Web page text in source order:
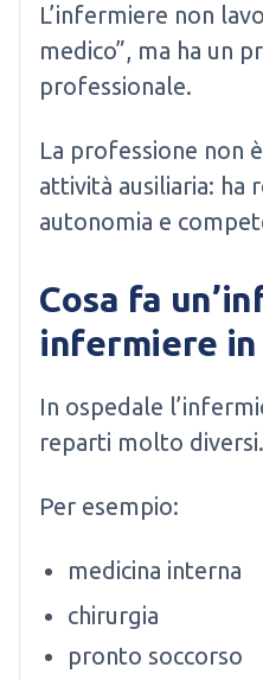
L’infermiere non
medico”, ma ha un
professionale.
La professione non
attività ausiliaria: ha
autonomia e
Cosa fa
infermiere in
In ospedale
reparti molto diversi.
Per esempio:
medicina interna
chirurgia
pronto soccorso